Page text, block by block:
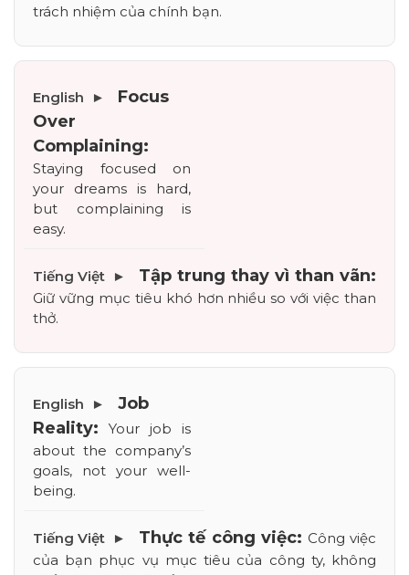
trách nhiệm của chính bạn.
Focus
Over
Complaining:
Staying focused on
your dreams is hard,
but complaining is
easy.
Tập trung thay vì than vãn:
Giữ vững mục tiêu khó hơn nhiều so với việc than
thở.
Job
Reality: Your job is
about the company’s
goals, not your well-
being.
Thực tế công việc: Công việc
của bạn phục vụ mục tiêu của công ty, không